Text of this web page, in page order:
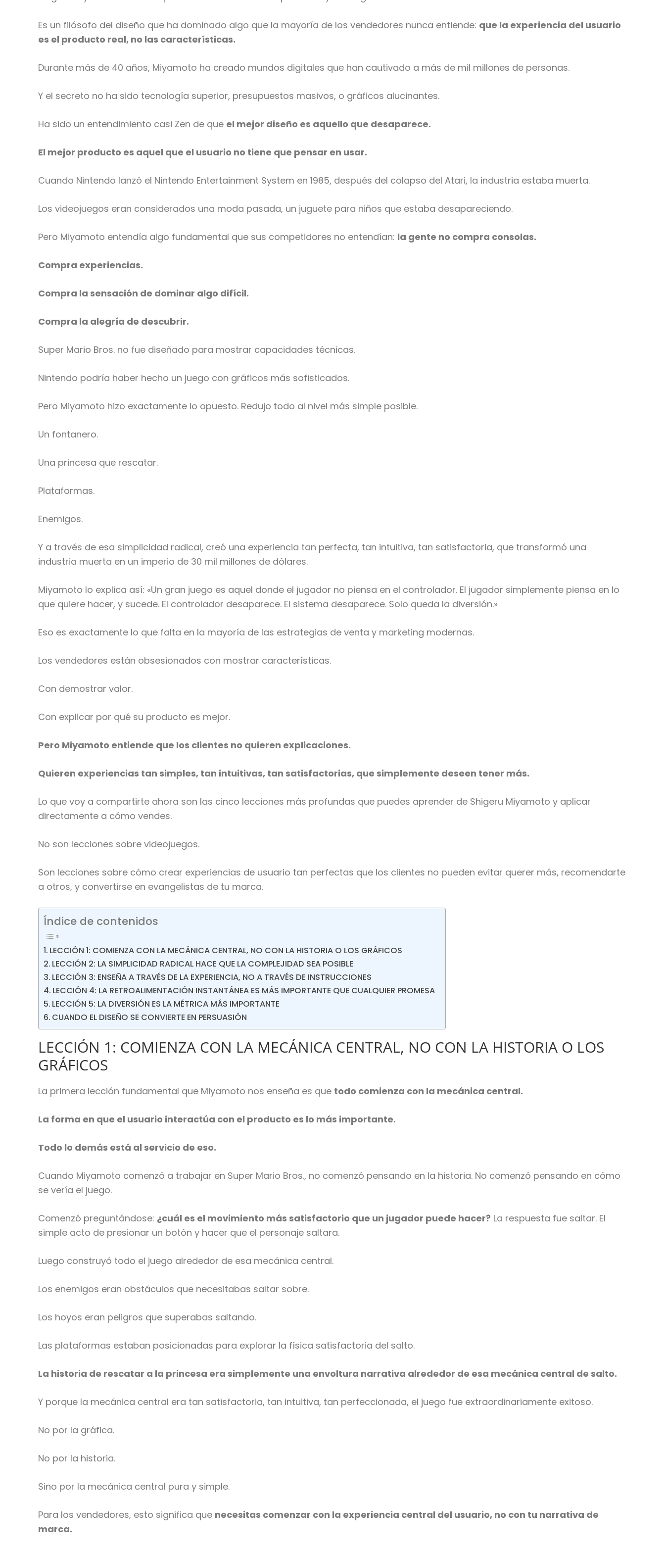
Es un filósofo del diseño que ha dominado algo que la mayoría de los vendedores nunca entiende: que la experiencia del usuario
es el producto real, no las características.
Durante más de 40 años, Miyamoto ha creado mundos digitales que han cautivado a más de mil millones de personas.
Y el secreto no ha sido tecnología superior, presupuestos masivos, o gráficos alucinantes.
Ha sido un entendimiento casi Zen de que el mejor diseño es aquello que desaparece.
El mejor producto es aquel que el usuario no tiene que pensar en usar.
Cuando Nintendo lanzó el Nintendo Entertainment System en 1985, después del colapso del Atari, la industria estaba muerta.
Los videojuegos eran considerados una moda pasada, un juguete para niños que estaba desapareciendo.
Pero Miyamoto entendía algo fundamental que sus competidores no entendían: la gente no compra consolas.
Compra experiencias.
Compra la sensación de dominar algo difícil.
Compra la alegría de descubrir.
Super Mario Bros. no fue diseñado para mostrar capacidades técnicas.
Nintendo podría haber hecho un juego con gráficos más sofisticados.
Pero Miyamoto hizo exactamente lo opuesto. Redujo todo al nivel más simple posible.
Un fontanero.
Una princesa que rescatar.
Plataformas.
Enemigos.
Y a través de esa simplicidad radical, creó una experiencia tan perfecta, tan intuitiva, tan satisfactoria, que transformó una
industria muerta en un imperio de 30 mil millones de dólares.
Miyamoto lo explica así: «Un gran juego es aquel donde el jugador no piensa en el controlador. El jugador simplemente piensa en lo
que quiere hacer, y sucede. El controlador desaparece. El sistema desaparece. Solo queda la diversión.»
Eso es exactamente lo que falta en la mayoría de las estrategias de venta y marketing modernas.
Los vendedores están obsesionados con mostrar características.
Con demostrar valor.
Con explicar por qué su producto es mejor.
Pero Miyamoto entiende que los clientes no quieren explicaciones.
Quieren experiencias tan simples, tan intuitivas, tan satisfactorias, que simplemente deseen tener más.
Lo que voy a compartirte ahora son las cinco lecciones más profundas que puedes aprender de Shigeru Miyamoto y aplicar
directamente a cómo vendes.
No son lecciones sobre videojuegos.
Son lecciones sobre cómo crear experiencias de usuario tan perfectas que los clientes no pueden evitar querer más, recomendarte
a otros, y convertirse en evangelistas de tu marca.
Índice de contenidos
LECCIÓN 1: COMIENZA CON LA MECÁNICA CENTRAL, NO CON LA HISTORIA O LOS GRÁFICOS
LECCIÓN 2: LA SIMPLICIDAD RADICAL HACE QUE LA COMPLEJIDAD SEA POSIBLE
LECCIÓN 3: ENSEÑA A TRAVÉS DE LA EXPERIENCIA, NO A TRAVÉS DE INSTRUCCIONES
LECCIÓN 4: LA RETROALIMENTACIÓN INSTANTÁNEA ES MÁS IMPORTANTE QUE CUALQUIER PROMESA
LECCIÓN 5: LA DIVERSIÓN ES LA MÉTRICA MÁS IMPORTANTE
CUANDO EL DISEÑO SE CONVIERTE EN PERSUASIÓN
LECCIÓN 1: COMIENZA CON LA MECÁNICA CENTRAL, NO CON LA HISTORIA O LOS
GRÁFICOS
La primera lección fundamental que Miyamoto nos enseña es que todo comienza con la mecánica central.
La forma en que el usuario interactúa con el producto es lo más importante.
Todo lo demás está al servicio de eso.
Cuando Miyamoto comenzó a trabajar en Super Mario Bros., no comenzó pensando en la historia. No comenzó pensando en cómo
se vería el juego.
Comenzó preguntándose: ¿cuál es el movimiento más satisfactorio que un jugador puede hacer? La respuesta fue saltar. El
simple acto de presionar un botón y hacer que el personaje saltara.
Luego construyó todo el juego alrededor de esa mecánica central.
Los enemigos eran obstáculos que necesitabas saltar sobre.
Los hoyos eran peligros que superabas saltando.
Las plataformas estaban posicionadas para explorar la física satisfactoria del salto.
La historia de rescatar a la princesa era simplemente una envoltura narrativa alrededor de esa mecánica central de salto.
Y porque la mecánica central era tan satisfactoria, tan intuitiva, tan perfeccionada, el juego fue extraordinariamente exitoso.
No por la gráfica.
No por la historia.
Sino por la mecánica central pura y simple.
Para los vendedores, esto significa que necesitas comenzar con la experiencia central del usuario, no con tu narrativa de
marca.